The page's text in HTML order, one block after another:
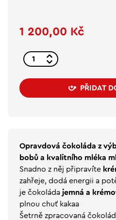
1 200,00 Kč
PŘIDAT
Opravdová čokoláda z
bobů a kvalitního mléka
Snadno z něj připravíte
zahřeje, dodá energii a
je čokoláda jemná a
plnou chuť kakaa
Šetrně zpracovaná